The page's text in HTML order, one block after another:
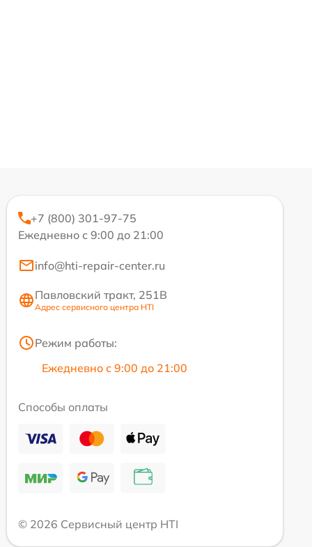
+7 (800) 301-97-75
Ежедневно с 9:00 до 21:00
info@hti-repair-center.ru
Павловский тракт, 251В
Адрес сервисного центра HTI
Режим работы:
Ежедневно с 9:00 до 21:00
Способы оплаты
© 2026 Сервисный центр HTI